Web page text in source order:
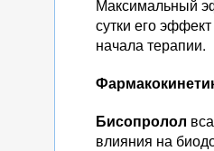
Максимальный
сутки его
начала терапии.
Бисопролол
влияния на